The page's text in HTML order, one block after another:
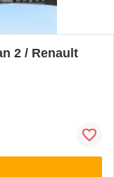
2 / Renault